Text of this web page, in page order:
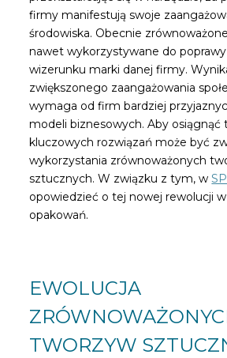
firmy manifestują swoje
środowiska. Obecnie
nawet wykorzystywane do
wizerunku marki danej firmy.
zwiększonego zaangażowania
wymaga od firm bardziej
modeli biznesowych. Aby osiągnąć
kluczowych rozwiązań może być
wykorzystania zrównoważonych
sztucznych. W związku z tym, w
opowiedzieć o tej nowej rewolucji
opakowań.
EWOLUCJA
TWORZYW